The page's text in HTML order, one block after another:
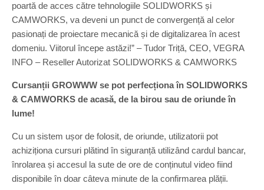
poartă de acces către tehnologiile SOLIDWORKS și
CAMWORKS, va deveni un punct de convergență al celor
pasionați de proiectare mecanică și de digitalizarea în acest
domeniu. Viitorul începe astăzi!” – Tudor Triță, CEO, VEGRA
INFO – Reseller Autorizat SOLIDWORKS & CAMWORKS
Cursanții GROWWW se pot perfecționa în SOLIDWORKS
& CAMWORKS de acasă, de la birou sau de oriunde în
lume!
Cu un sistem ușor de folosit, de oriunde, utilizatorii pot
achiziționa cursuri plătind în siguranță utilizând cardul bancar,
înrolarea și accesul la sute de ore de conținutul video fiind
disponibile în doar câteva minute de la confirmarea plății.